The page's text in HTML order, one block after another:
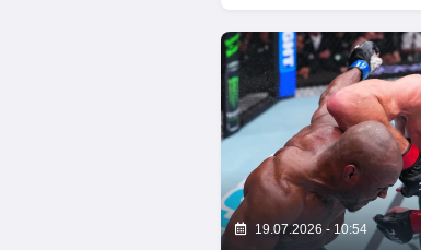
19.07.2026 - 10:54